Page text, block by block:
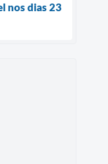
nos dias 23